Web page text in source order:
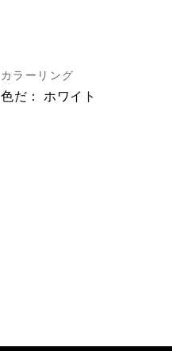
カラーリング
色だ： ホワイト